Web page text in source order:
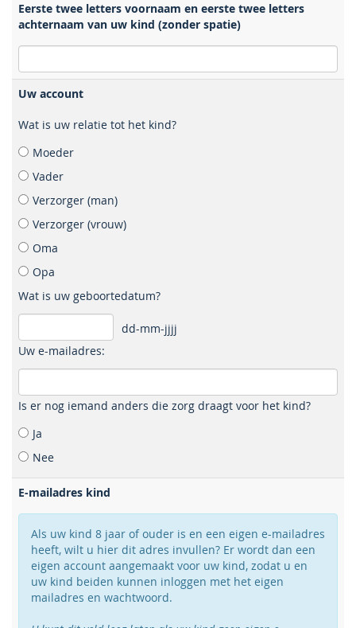
Eerste twee letters voornaam en eerste twee letters
achternaam van uw kind (zonder spatie)
Uw account
Wat is uw relatie tot het kind?
Moeder
Vader
Verzorger (man)
Verzorger (vrouw)
Oma
Opa
Wat is uw geboortedatum?
dd-mm-jjjj
Uw e-mailadres:
Is er nog iemand anders die zorg draagt voor het kind?
Ja
Nee
E-mailadres kind
Als uw kind 8 jaar of ouder is en een eigen e-mailadres
heeft, wilt u hier dit adres invullen? Er wordt dan een
eigen account aangemaakt voor uw kind, zodat u en
uw kind beiden kunnen inloggen met het eigen
mailadres en wachtwoord.